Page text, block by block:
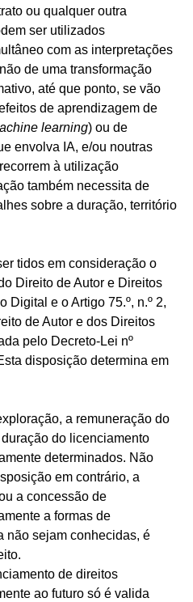
ou qualquer outra
ser utilizados
com as interpretações
de uma transformação
até que ponto, se vão
de aprendizagem de
learning) ou de
envolva IA, e/ou noutras
à utilização
também necessita de
sobre a duração, território
tidos em consideração o
Direito de Autor e Direitos
Digital e o Artigo 75.º, n.º 2,
de Autor e dos Direitos
pelo Decreto-Lei nº
disposição determina em
a remuneração do
do licenciamento
determinados. Não
em contrário, a
a concessão de
a formas de
não sejam conhecidas, é
de direitos
ao futuro só é valida